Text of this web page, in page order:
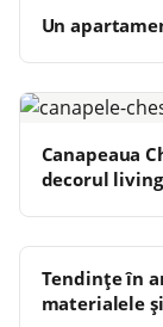
Un
Canapeaua
decorul
Tendințe în
materialele